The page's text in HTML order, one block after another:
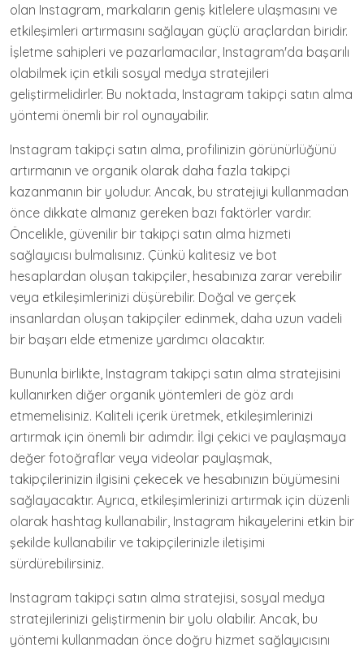
olan Instagram, markaların geniş kitlelere ulaşmasını ve
etkileşimleri artırmasını sağlayan güçlü araçlardan biridir.
İşletme sahipleri ve pazarlamacılar, Instagram'da başarılı
olabilmek için etkili sosyal medya stratejileri
geliştirmelidirler. Bu noktada, Instagram takipçi satın alma
yöntemi önemli bir rol oynayabilir.
Instagram takipçi satın alma, profilinizin görünürlüğünü
artırmanın ve organik olarak daha fazla takipçi
kazanmanın bir yoludur. Ancak, bu stratejiyi kullanmadan
önce dikkate almanız gereken bazı faktörler vardır.
Öncelikle, güvenilir bir takipçi satın alma hizmeti
sağlayıcısı bulmalısınız. Çünkü kalitesiz ve bot
hesaplardan oluşan takipçiler, hesabınıza zarar verebilir
veya etkileşimlerinizi düşürebilir. Doğal ve gerçek
insanlardan oluşan takipçiler edinmek, daha uzun vadeli
bir başarı elde etmenize yardımcı olacaktır.
Bununla birlikte, Instagram takipçi satın alma stratejisini
kullanırken diğer organik yöntemleri de göz ardı
etmemelisiniz. Kaliteli içerik üretmek, etkileşimlerinizi
artırmak için önemli bir adımdır. İlgi çekici ve paylaşmaya
değer fotoğraflar veya videolar paylaşmak,
takipçilerinizin ilgisini çekecek ve hesabınızın büyümesini
sağlayacaktır. Ayrıca, etkileşimlerinizi artırmak için düzenli
olarak hashtag kullanabilir, Instagram hikayelerini etkin bir
şekilde kullanabilir ve takipçilerinizle iletişimi
sürdürebilirsiniz.
Instagram takipçi satın alma stratejisi, sosyal medya
stratejilerinizi geliştirmenin bir yolu olabilir. Ancak, bu
yöntemi kullanmadan önce doğru hizmet sağlayıcısını